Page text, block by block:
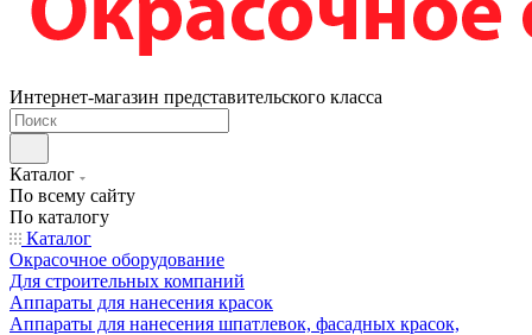
Интернет-магазин представительского класса
Каталог
По всему сайту
По каталогу
Каталог
Окрасочное оборудование
Для строительных компаний
Аппараты для нанесения красок
Аппараты для нанесения шпатлевок, фасадных красок,